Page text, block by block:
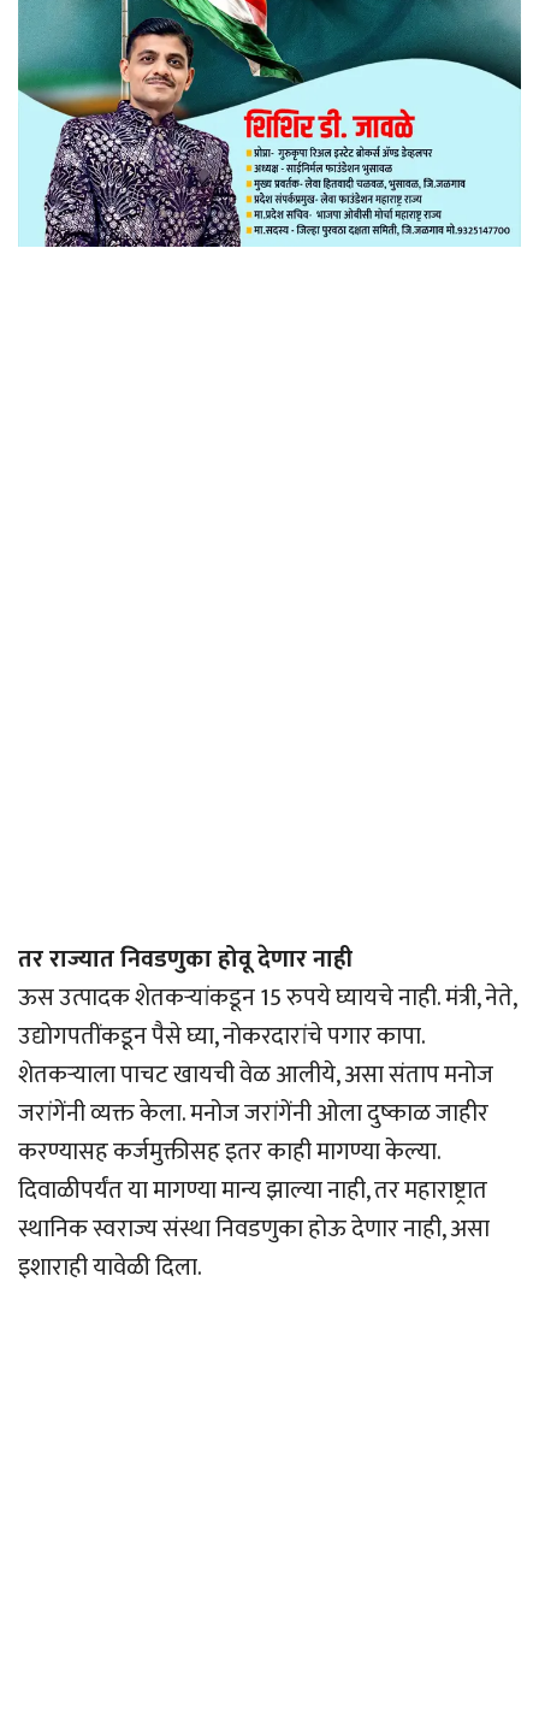
तर राज्यात निवडणुका होवू देणार नाही
ऊस उत्पादक शेतकर्‍यांकडून 15 रुपये घ्यायचे नाही. मंत्री, नेते,
उद्योगपतींकडून पैसे घ्या, नोकरदारांचे पगार कापा.
शेतकर्‍याला पाचट खायची वेळ आलीये, असा संताप मनोज
जरांगेंनी व्यक्त केला. मनोज जरांगेंनी ओला दुष्काळ जाहीर
करण्यासह कर्जमुक्तीसह इतर काही मागण्या केल्या.
दिवाळीपर्यंत या मागण्या मान्य झाल्या नाही, तर महाराष्ट्रात
स्थानिक स्वराज्य संस्था निवडणुका होऊ देणार नाही, असा
इशाराही यावेळी दिला.